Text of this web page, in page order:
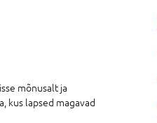
mõnusalt ja
kus lapsed magavad